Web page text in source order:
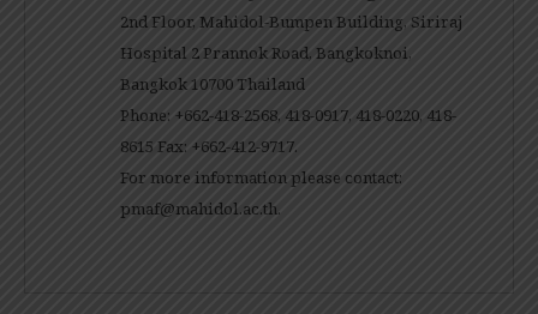
2nd Floor, Mahidol-Bumpen Building, Siriraj
Hospital 2 Prannok Road, Bangkoknoi,
Bangkok 10700 Thailand
Phone: +662-418-2568, 418-0917, 418-0220, 418-
8615 Fax: +662-412-9717.
For more information please contact:
pmaf@mahidol.ac.th.